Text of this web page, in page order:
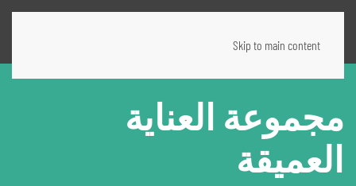
Skip to main content
مجموعة العناية
العميقة